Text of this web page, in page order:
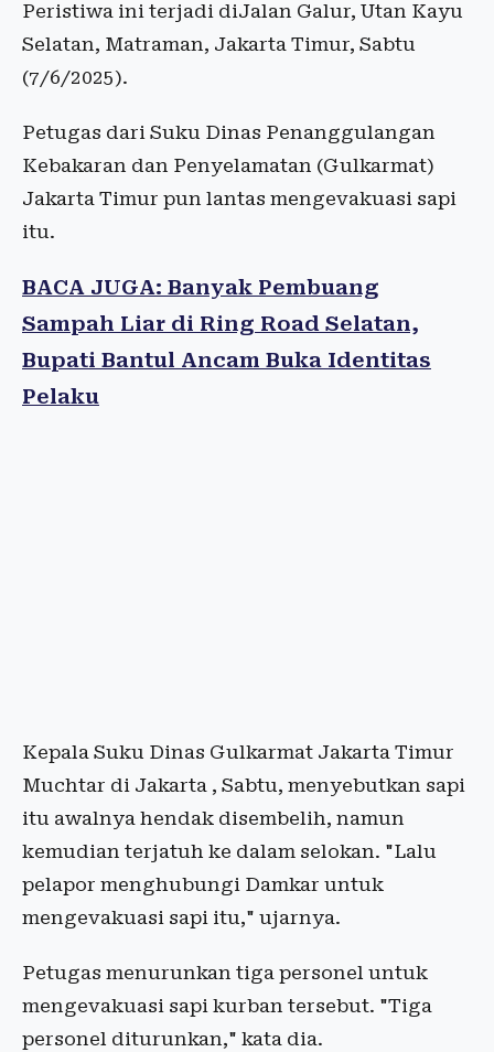
Peristiwa ini terjadi diJalan Galur, Utan Kayu
Selatan, Matraman, Jakarta Timur, Sabtu
(7/6/2025).
Petugas dari Suku Dinas Penanggulangan
Kebakaran dan Penyelamatan (Gulkarmat)
Jakarta Timur pun lantas mengevakuasi sapi
itu.
BACA JUGA: Banyak Pembuang
Sampah Liar di Ring Road Selatan,
Bupati Bantul Ancam Buka Identitas
Pelaku
Kepala Suku Dinas Gulkarmat Jakarta Timur
Muchtar di Jakarta , Sabtu, menyebutkan sapi
itu awalnya hendak disembelih, namun
kemudian terjatuh ke dalam selokan. "Lalu
pelapor menghubungi Damkar untuk
mengevakuasi sapi itu," ujarnya.
Petugas menurunkan tiga personel untuk
mengevakuasi sapi kurban tersebut. "Tiga
personel diturunkan," kata dia.